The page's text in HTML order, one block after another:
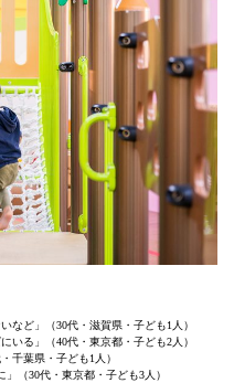
など」（30代・滋賀県・子ども1人）
いる」（40代・東京都・子ども2人）
千葉県・子ども1人）
（30代・東京都・子ども3人）